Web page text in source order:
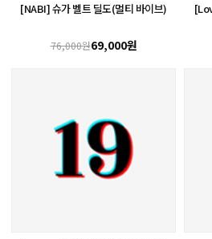
[NABI] 슈가 벨트 딜도(멀티 바이브)
76,000원69,000원